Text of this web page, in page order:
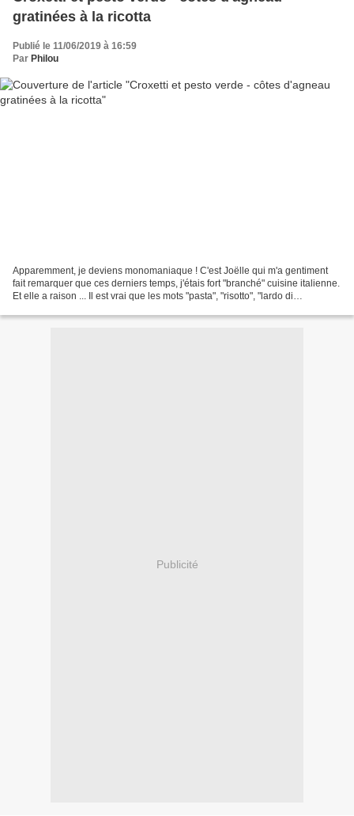
gratinées à la ricotta
Publié le 11/06/2019 à 16:59
Par Philou
Apparemment, je deviens monomaniaque ! C'est Joëlle qui m'a gentiment
fait remarquer que ces derniers temps, j'étais fort "branché" cuisine italienne.
Et elle a raison ... Il est vrai que les mots "pasta", "risotto", "lardo di
Publicité